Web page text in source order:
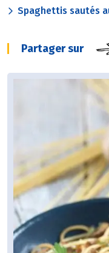
Spaghettis sautés
Partager sur